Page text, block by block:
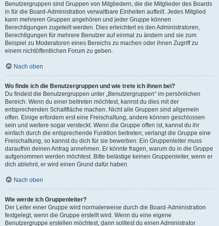
Benutzergruppen sind Gruppen von Mitgliedern, die die Mitglieder des Boards
in für die Board-Administration verwaltbare Einheiten aufteilt. Jedes Mitglied
kann mehreren Gruppen angehören und jeder Gruppe können
Berechtigungen zugeteilt werden. Dies erleichtert es den Administratoren,
Berechtigungen für mehrere Benutzer auf einmal zu ändern und sie zum
Beispiel zu Moderatoren eines Bereichs zu machen oder ihnen Zugriff zu
einem nichtöffentlichen Forum zu geben.
Nach oben
Wo finde ich die Benutzergruppen und wie trete ich ihnen bei?
Du findest die Benutzergruppen unter „Benutzergruppen“ im persönlichen
Bereich. Wenn du einer beitreten möchtest, kannst du dies mit der
entsprechenden Schaltfläche machen. Nicht alle Gruppen sind allgemein
offen. Einige erfordern erst eine Freischaltung, andere können geschlossen
sein und weitere sogar versteckt. Wenn die Gruppe offen ist, kannst du ihr
einfach durch die entsprechende Funktion beitreten; verlangt die Gruppe eine
Freischaltung, so kannst du dich für sie bewerben. Ein Gruppenleiter muss
daraufhin deinen Antrag annehmen. Er könnte fragen, warum du in die Gruppe
aufgenommen werden möchtest. Bitte belästige keinen Gruppenleiter, wenn er
dich ablehnt, er wird einen Grund dafür haben.
Nach oben
Wie werde ich Gruppenleiter?
Der Leiter einer Gruppe wird normalerweise durch die Board-Administration
festgelegt, wenn die Gruppe erstellt wird. Wenn du eine eigene
Benutzergruppe erstellen möchtest, dann solltest du einen Administrator